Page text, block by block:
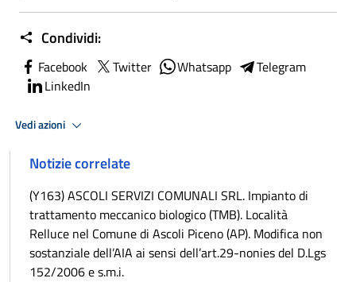
Condividi:
Facebook Twitter Whatsapp
Telegram
LinkedIn
Vedi azioni
Notizie correlate
(Y163) ASCOLI SERVIZI COMUNALI SRL. Impianto di
trattamento meccanico biologico (TMB). Località
Relluce nel Comune di Ascoli Piceno (AP). Modifica non
sostanziale dell’AIA ai sensi dell’art.29-nonies del D.Lgs
152/2006 e s.m.i.